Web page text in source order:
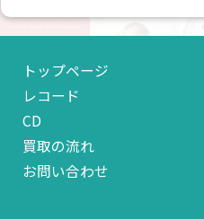
トップページ
レコード
CD
買取の流れ
お問い合わせ